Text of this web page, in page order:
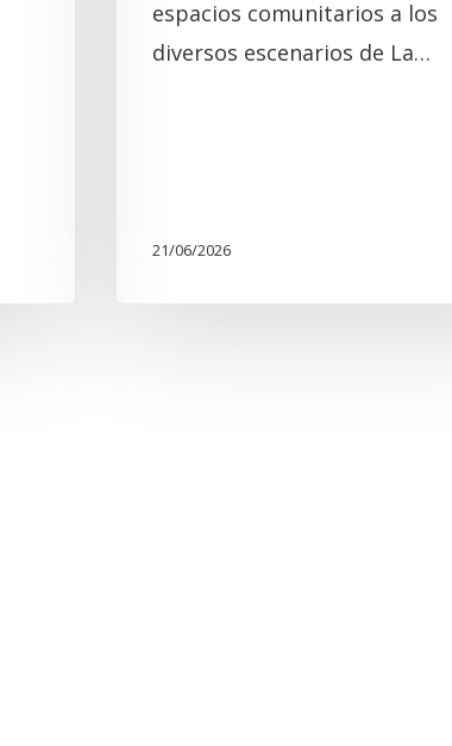
espacios comunitarios a los
diversos escenarios de La…
21/06/2026